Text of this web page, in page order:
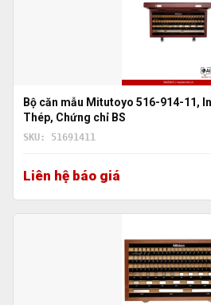
Bộ căn mẫu Mitutoyo 516-914-11,
Thép, Chứng chỉ BS
SKU: 51691411
Liên hệ báo giá